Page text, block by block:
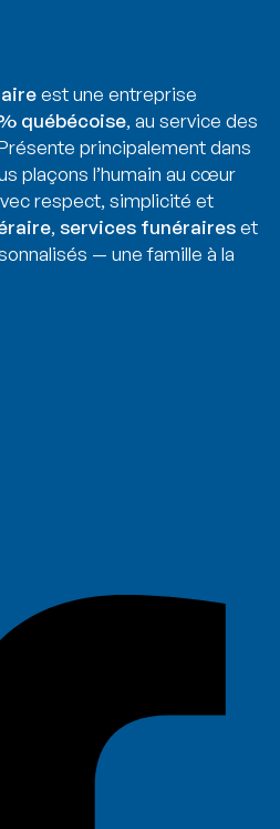
est une entreprise
québécoise, au service des
principalement dans
plaçons l’humain au cœur
respect, simplicité et
, services funéraireset
— une famille à la